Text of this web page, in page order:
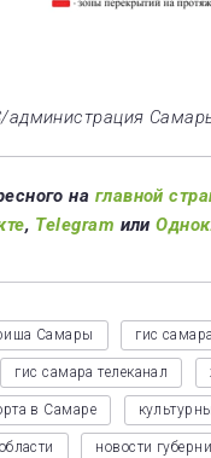
на главной
, Telegram или
Самары гис самара
гис самара телеканал
в Самаре
новости